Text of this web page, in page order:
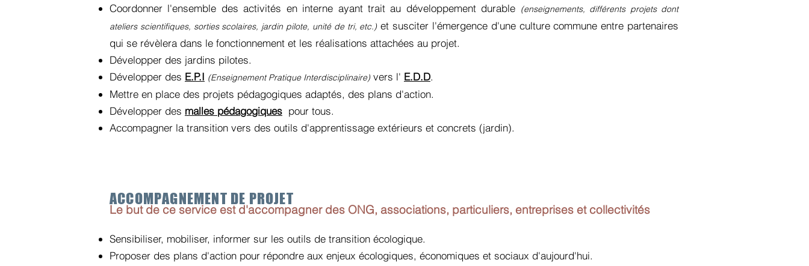
Coordonner l'ensemble des activités en interne ayant trait au développement durable (enseignements, différents projets dont
ateliers scientifiques, sorties scolaires, jardin pilote, unité de tri, etc.)et susciter l'émergence d'une culture commune entre partenaires
qui se révèlera dans le fonctionnement et les réalisations attachées au projet.
Développer des jardins pilotes.
Développer des E.P.I (Enseignement Pratique Interdisciplinaire)vers l' E.D.D.
Mettre en place des projets pédagogiques adaptés, des plans d'action.
Développer des malles pédagogiques pour tous.
Accompagner la transition vers des outils d'apprentissage extérieurs et concrets (jardin).
Le but de ce service est d'accompagner des ONG, associations, particuliers, entreprises et collectivités
Sensibiliser, mobiliser, informer sur les outils de transition écologique.
Proposer des plans d'action pour répondre aux enjeux écologiques, économiques et sociaux d'aujourd'hui.
ACCOMPAGNEMENT DE PROJET